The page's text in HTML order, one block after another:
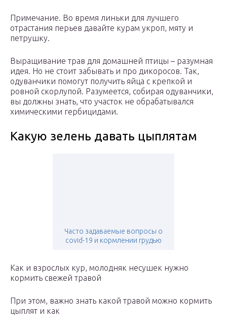
Примечание. Во время линьки для лучшего
отрастания перьев давайте курам укроп, мяту и
петрушку.
Выращивание трав для домашней птицы – разумная
идея. Но не стоит забывать и про дикоросов. Так,
одуванчики помогут получить яйца с крепкой и
ровной скорлупой. Разумеется, собирая одуванчики,
вы должны знать, что участок не обрабатывался
химическими гербицидами.
Какую зелень давать цыплятам
Часто задаваемые вопросы о
covid-19 и кормлении грудью
Как и взрослых кур, молодняк несушек нужно
кормить свежей травой
При этом, важно знать какой травой можно кормить
цыплят и как